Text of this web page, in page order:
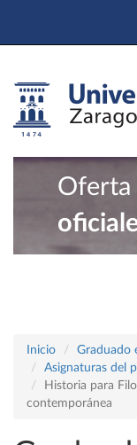
Oferta
Inicio
Graduado
Asignaturas del
Historia para
contemporánea